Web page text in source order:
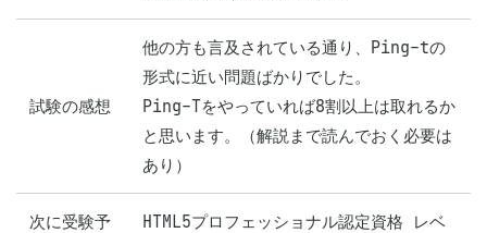
試験の感想
他の方も言及されている通り、Ping-tの
形式に近い問題ばかりでした。
Ping-Tをやっていれば8割以上は取れるか
と思います。（解説まで読んでおく必要は
あり）
次に受験予
HTML5プロフェッショナル認定資格 レベ